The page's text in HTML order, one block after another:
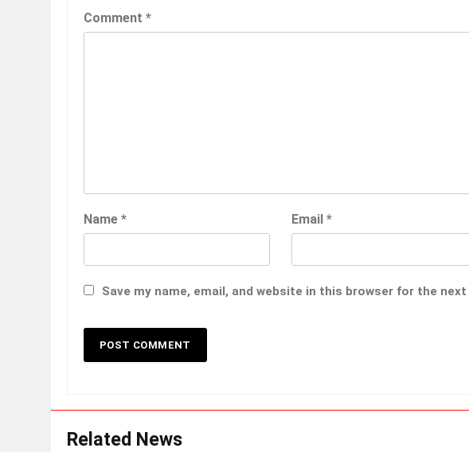
Comment *
Name * Email *
Save my name, email, and website in this browser for the
Related News